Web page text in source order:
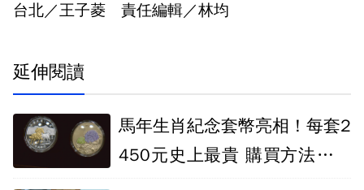
台北／王子菱 責任編輯／林均
延伸閱讀
馬年生肖紀念套幣亮相！每套2
450元史上最貴 購買方法一次